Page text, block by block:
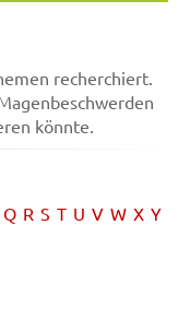
recherchiert.
könnte.
Q R S T U V W X Y